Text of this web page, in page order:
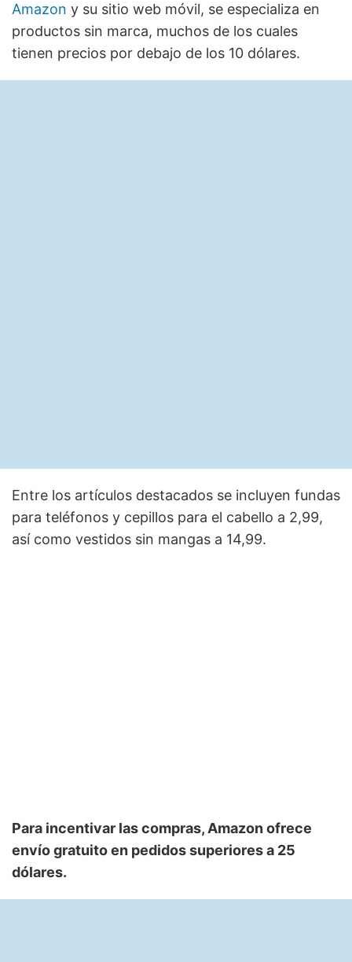
Amazon y su sitio web móvil, se especializa en
productos sin marca, muchos de los cuales
tienen precios por debajo de los 10 dólares.
Entre los artículos destacados se incluyen fundas
para teléfonos y cepillos para el cabello a 2,99,
así como vestidos sin mangas a 14,99.
Para incentivar las compras, Amazon ofrece
envío gratuito en pedidos superiores a 25
dólares.